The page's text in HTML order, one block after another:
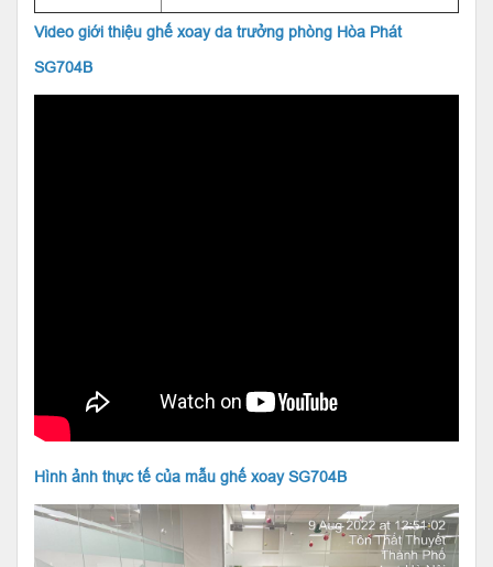
Video giới thiệu ghế xoay da trưởng phòng Hòa Phát
SG704B
Hình ảnh thực tế của mẫu ghế xoay SG704B